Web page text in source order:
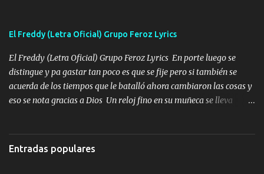
años solo pienso en ti mami no me crees se que no me crees
quieren billetes y yo que solo ocupo verte Recuerdo echábamos
pasión en la troca tus labios besándome yo quitándote la ropa no
quiero que sea nunca con otra yo quiero llevarte a la Luna y si
quieres en ese momento te pido que seas mi esposa Chingada
chile quisiera ser menos de ti dependiente la pinche tristeza me
encierra princesa tu sabes que nunca saldras de mi mente Ella era
El Freddy (Letra Oficial) Grupo Feroz Lyrics
El Freddy (Letra Oficial) Grupo Feroz Lyrics En porte luego se
distingue y pa gastar tan poco es que se fije pero si también se
acuerda de los tiempos que le batalló ahora cambiaron las cosas y
eso se nota gracias a Dios Un reloj fino en su muñeca se lleva
crean que es mansito tiene carácter el amigo pero si lo tratan
también te sabe tratar y Freddy escuchó que lo han de llamar
Entradas populares